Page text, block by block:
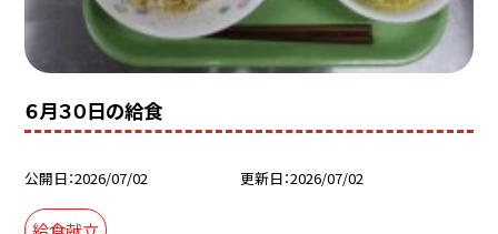
６月３０日の給食
公開日 2026/07/02 更新日 2026/07/02